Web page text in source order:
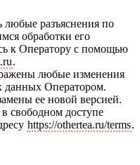
любые разъяснения по
обработки его
к Оператору с помощью
.
любые изменения
данных Оператором.
ее новой версией.
свободном доступе
https://othertea.ru/terms.